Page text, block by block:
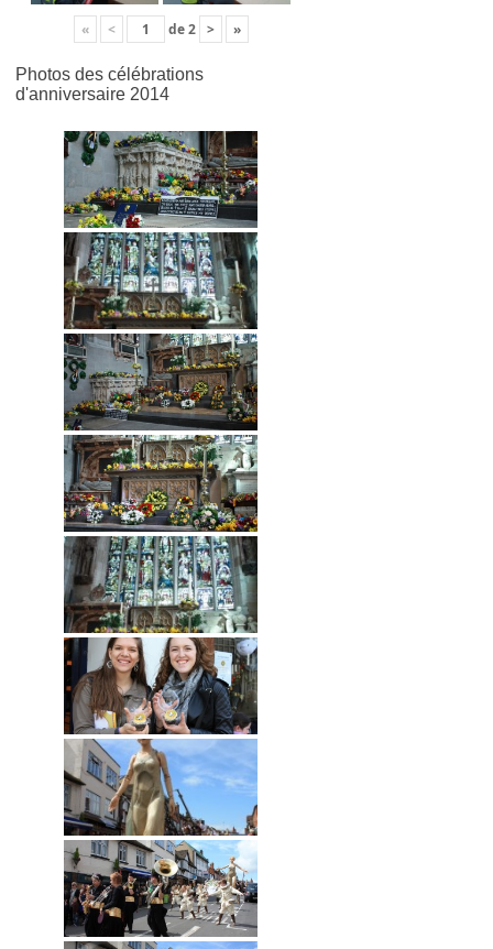
« < de2 > »
Photos des célébrations
d'anniversaire 2014